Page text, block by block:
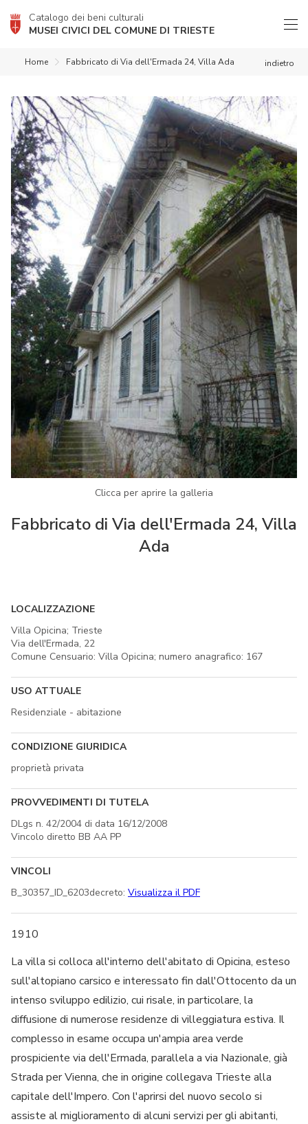
Catalogo dei beni culturali
MUSEI CIVICI DEL COMUNE DI TRIESTE
indietro
Home Fabbricato di Via dell'Ermada 24, Villa Ada
Clicca per aprire la galleria
Fabbricato di Via dell'Ermada 24, Villa
Ada
LOCALIZZAZIONE
Villa Opicina; Trieste
Via dell'Ermada, 22
Comune Censuario: Villa Opicina; numero anagrafico: 167
USO ATTUALE
Residenziale - abitazione
CONDIZIONE GIURIDICA
proprietà privata
PROVVEDIMENTI DI TUTELA
DLgs n. 42/2004 di data 16/12/2008
Vincolo diretto BB AA PP
VINCOLI
B_30357_ID_6203decreto: Visualizza il PDF
1910
La villa si colloca all'interno dell'abitato di Opicina, esteso
sull'altopiano carsico e interessato fin dall'Ottocento da un
intenso sviluppo edilizio, cui risale, in particolare, la
diffusione di numerose residenze di villeggiatura estiva. Il
complesso in esame occupa un'ampia area verde
prospiciente via dell'Ermada, parallela a via Nazionale, già
Strada per Vienna, che in origine collegava Trieste alla
capitale dell'Impero. Con l'aprirsi del nuovo secolo si
assiste al miglioramento di alcuni servizi per gli abitanti,